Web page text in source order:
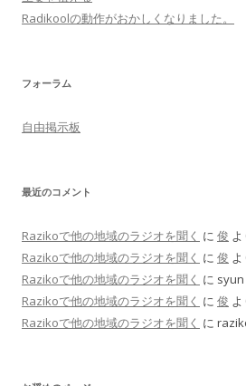
Radikoolの動作がおかしくなりました。
フォーラム
自由掲示板
最近のコメント
Razikoで他の地域のラジオを聞く に 俊 よ
Razikoで他の地域のラジオを聞く に 俊 よ
Razikoで他の地域のラジオを聞く に syun
Razikoで他の地域のラジオを聞く に 俊 よ
Razikoで他の地域のラジオを聞く に